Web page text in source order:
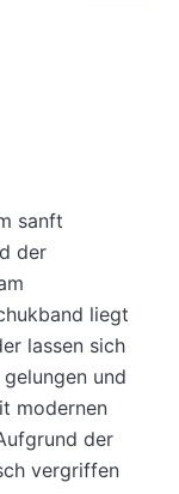
sanft
der
liegt
lassen sich
und
modernen
der
vergriffen